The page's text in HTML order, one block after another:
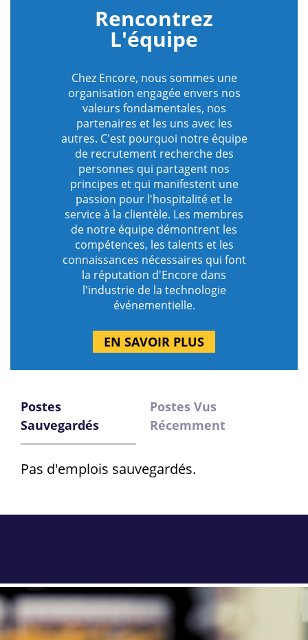
Rencontrez
L'équipe
Chez Encore, nous sommes une
organisation engagée envers nos
valeurs fondamentales, nos
partenaires et les uns avec les
autres. C'est pourquoi notre équipe
de recrutement recherche des
personnes qui partagent nos
principes et qui manifestent une
passion pour l'hospitalité et le
service à la clientèle. Les membres
de notre équipe démontrent les
compétences, les talents et les
connaissances nécessaires qui font
la réputation d'Encore dans
l'industrie de la technologie
événementielle.
EN SAVOIR PLUS
Postes
Sauvegardés
Postes Vus
Récemment
Pas d'emplois sauvegardés.